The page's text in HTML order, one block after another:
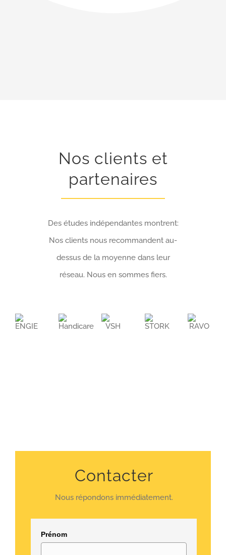
Nos clients et
partenaires
Des études indépendantes montrent:
Nos clients nous recommandent au-
dessus de la moyenne dans leur
réseau. Nous en sommes fiers.
Contacter
Nous répondons immédiatement.
Prénom